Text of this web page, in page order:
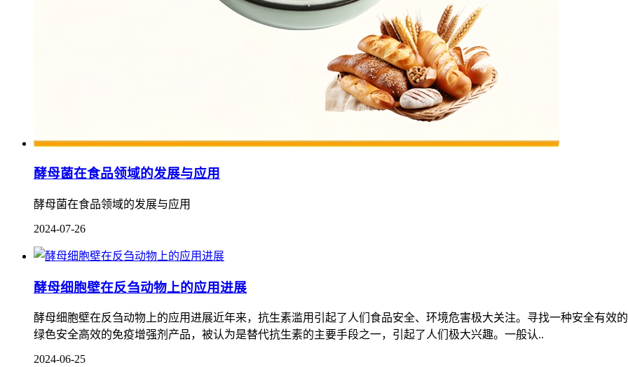
酵母菌在食品领域的发展与应用
酵母菌在食品领域的发展与应用
2024-07-26
酵母细胞壁在反刍动物上的应用进展
酵母细胞壁在反刍动物上的应用进展近年来，抗生素滥用引起了人们食品安全、环境危害极大关注。寻找一种安全有效
绿色安全高效的免疫增强剂产品，被认为是替代抗生素的主要手段之一，引起了人们极大兴趣。一般认..
2024-06-25